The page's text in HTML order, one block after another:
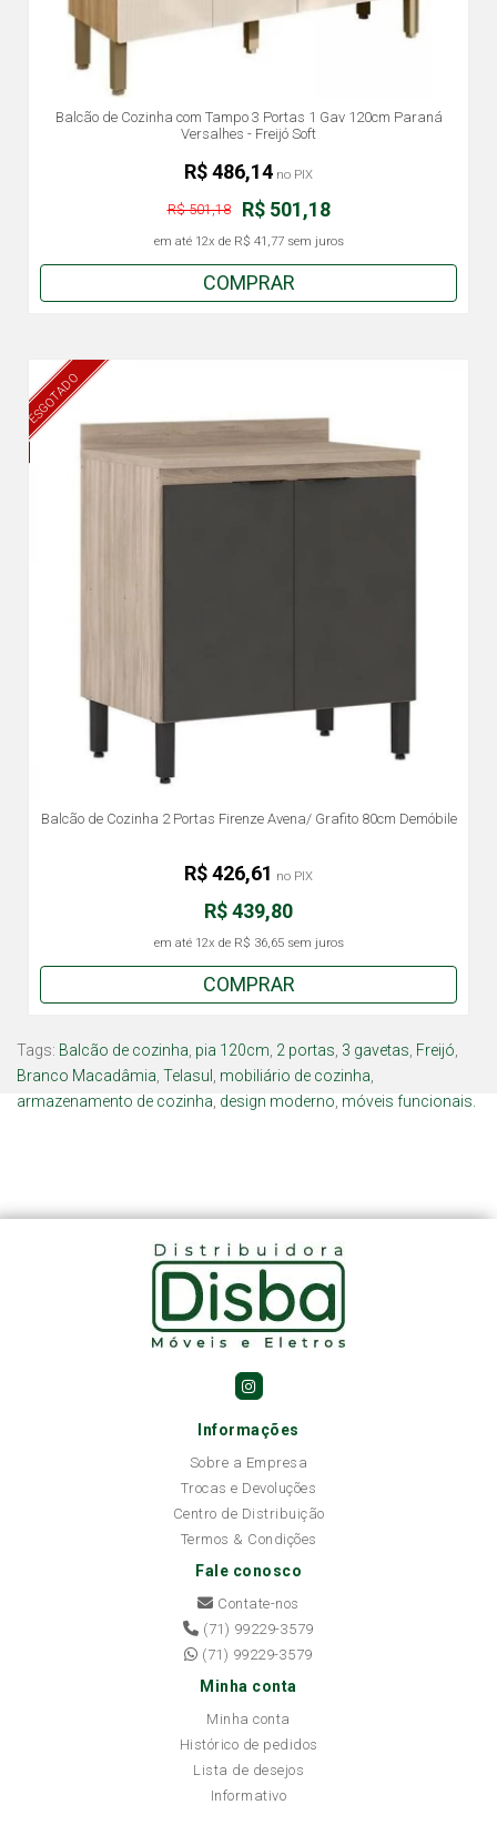
Balcão de Cozinha com Tampo 3 Portas 1 Gav 120cm Paraná
Versalhes - Freijó Soft
R$ 501,18
R$ 501,18
em até 12x de R$ 41,77sem juros
R$ 486,14 no PIX
COMPRAR
ESGOTADO
Balcão de Cozinha 2 Portas Firenze Avena/ Grafito 80cm Demóbile
R$ 439,80
em até 12x de R$ 36,65sem juros
R$ 426,61 no PIX
COMPRAR
Tags: Balcão de cozinha pia 120cm 2 portas 3 gavetas Freijó
Branco Macadâmia Telasul mobiliário de cozinha
armazenamento de cozinha design moderno móveis funcionais.
Informações
Sobre a Empresa
Trocas e Devoluções
Centro de Distribuição
Termos & Condições
Fale conosco
Contate-nos
(71) 99229-3579
(71) 99229-3579
Minha conta
Minha conta
Histórico de pedidos
Lista de desejos
Informativo